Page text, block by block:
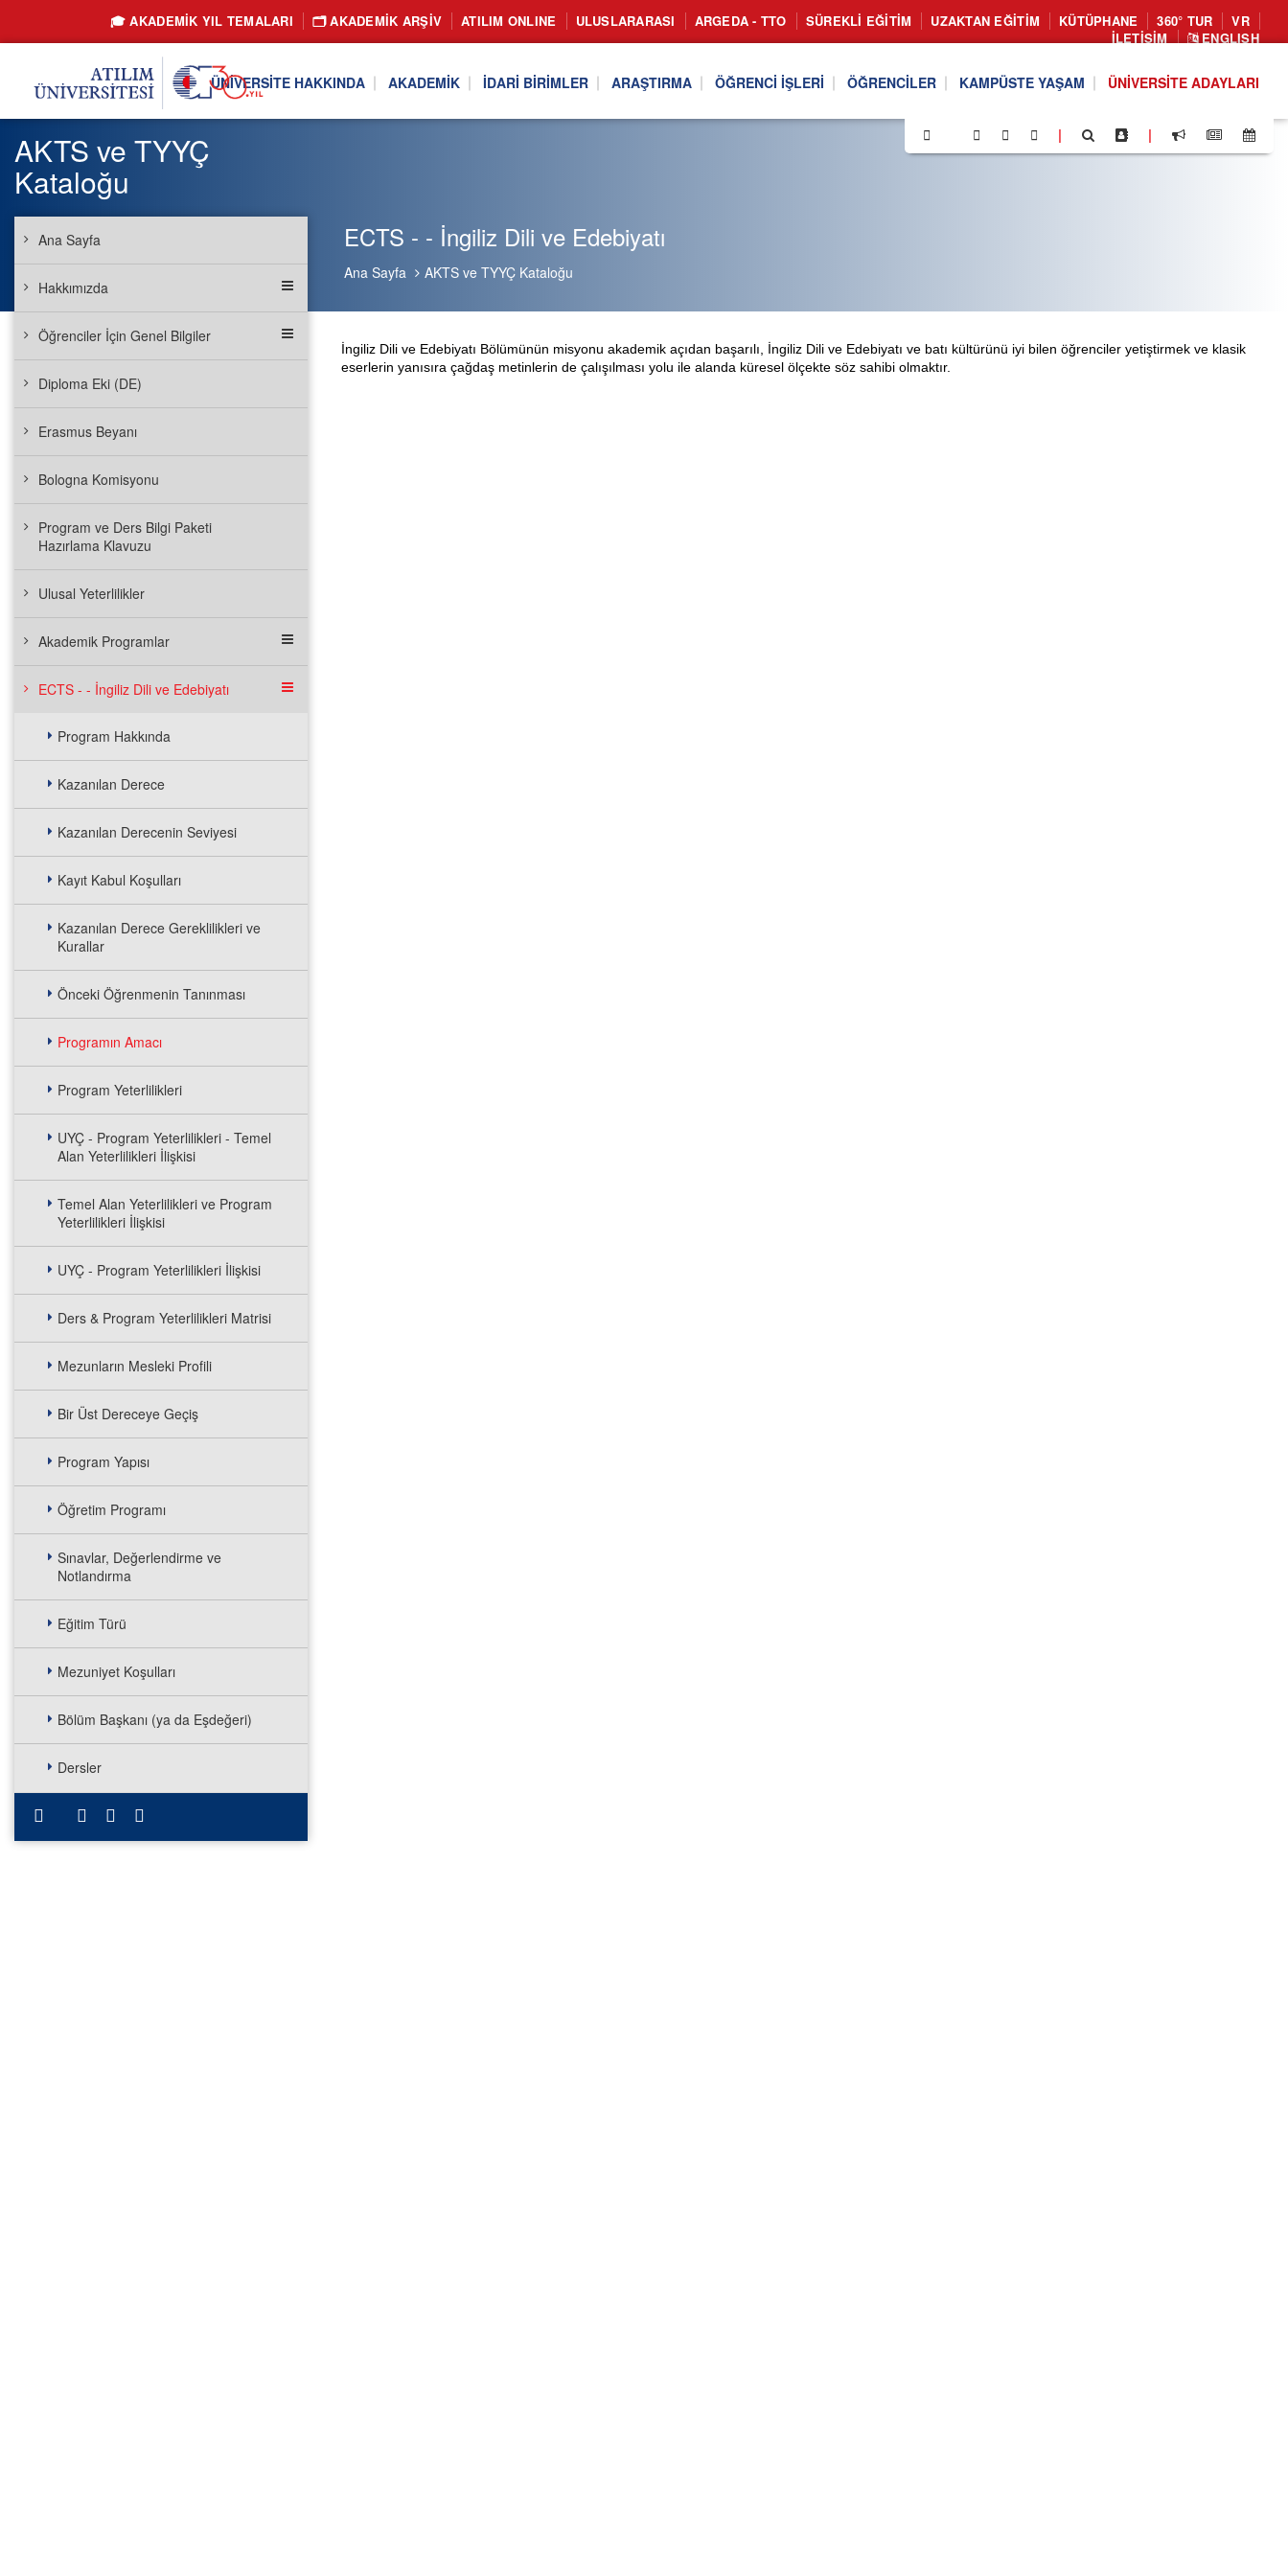
🎓 AKADEMİK YIL TEMALARI 🗂️ AKADEMIK ARŞIV ATILIM ONLINE ULUSLARARASI ARGEDA - TTO SÜREKLI EĞITIM UZAKTAN EĞITIM KÜTÜPHANE 360° TUR
VR
İLETIŞIM
ENGLISH
ÜNIVERSITE HAKKINDA AKADEMIK İDARI BIRIMLER ARAŞTIRMA ÖĞRENCI İŞLERI ÖĞRENCILER KAMPÜSTE YAŞAM ÜNIVERSITE ADAYLARI
| |
ECTS - - İngiliz Dili ve Edebiyatı
Ana Sayfa AKTS ve TYYÇ Kataloğu
AKTS ve TYYÇ
Kataloğu
Ana Sayfa
Hakkımızda
Öğrenciler İçin Genel Bilgiler
Diploma Eki (DE)
Erasmus Beyanı
Bologna Komisyonu
Program ve Ders Bilgi Paketi
Hazırlama Klavuzu
Ulusal Yeterlilikler
Akademik Programlar
ECTS - - İngiliz Dili ve Edebiyatı
Program Hakkında
Kazanılan Derece
Kazanılan Derecenin Seviyesi
Kayıt Kabul Koşulları
Kazanılan Derece Gereklilikleri ve
Kurallar
Önceki Öğrenmenin Tanınması
Programın Amacı
Program Yeterlilikleri
UYÇ - Program Yeterlilikleri - Temel
Alan Yeterlilikleri İlişkisi
Temel Alan Yeterlilikleri ve Program
Yeterlilikleri İlişkisi
UYÇ - Program Yeterlilikleri İlişkisi
Ders & Program Yeterlilikleri Matrisi
Mezunların Mesleki Profili
Bir Üst Dereceye Geçiş
Program Yapısı
Öğretim Programı
Sınavlar, Değerlendirme ve
Notlandırma
Eğitim Türü
Mezuniyet Koşulları
Bölüm Başkanı (ya da Eşdeğeri)
Dersler
İngiliz Dili ve Edebiyatı Bölümünün misyonu akademik açıdan başarılı, İngiliz Dili ve Edebiyatı ve batı kültürünü iyi bilen öğrenciler yetiştirmek ve klasik
eserlerin yanısıra çağdaş metinlerin de çalışılması yolu ile alanda küresel ölçekte söz sahibi olmaktır.